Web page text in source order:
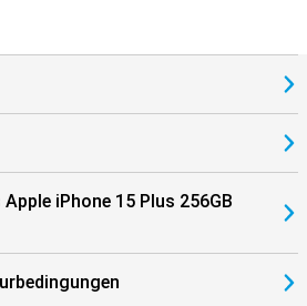
iPhone 15 Plus 256GB